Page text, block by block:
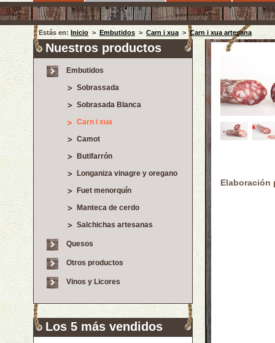
Estás en: Inicio > Embutidos > Carn i xua >Carn i xua artesana
Nuestros productos
Embutidos
Sobrassada
Sobrasada Blanca
Carn i xua
Camot
Butifarrón
Longaniza vinagre y oregano
Fuet menorquín
Manteca de cerdo
Salchichas artesanas
Quesos
Otros productos
Vinos y Licores
Los 5 más vendidos
Elaboración